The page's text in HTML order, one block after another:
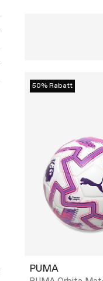
50% Rabatt
PUMA